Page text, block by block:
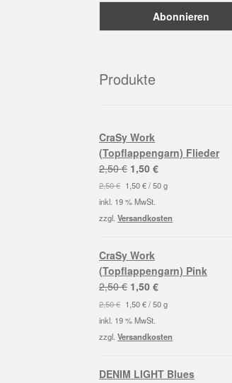
Produkte
CraSy Work
(Topflappengarn) Flieder
2,50€ Ursprünglicher
Preis
war:
2,50 €
1,50€Aktueller
Preis
1,50 €.
2,50€ 1,50€/50 g
inkl. 19 % MwSt.
zzgl.Versandkosten
CraSy Work
(Topflappengarn) Pink
2,50€ Ursprünglicher
Preis
war:
2,50 €
1,50€Aktueller
Preis
1,50 €.
2,50€ 1,50€/50 g
inkl. 19 % MwSt.
zzgl.Versandkosten
DENIM LIGHT Blues